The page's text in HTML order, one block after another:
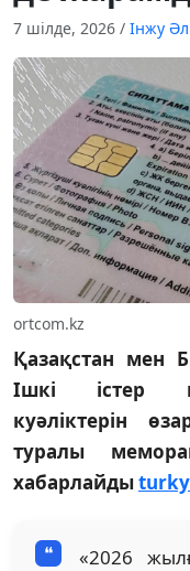
7 шілде, 2026 / Інжу
ortcom.kz
Қазақстан мен
Ішкі істер
куәліктерін
туралы
хабарлайды
«2026